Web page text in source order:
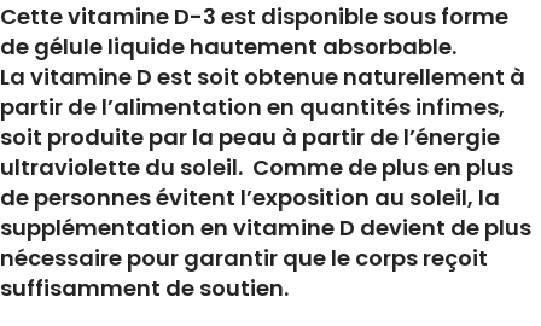
Cette vitamine D-3 est disponible sous forme
de gélule liquide hautement absorbable.
La vitamine D est soit obtenue naturellement à
partir de l’alimentation en quantités infimes,
soit produite par la peau à partir de l’énergie
ultraviolette du soleil. Comme de plus en plus
de personnes évitent l’exposition au soleil, la
supplémentation en vitamine D devient de plus
nécessaire pour garantir que le corps reçoit
suffisamment de soutien.